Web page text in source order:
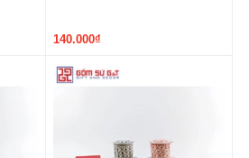
140.000₫